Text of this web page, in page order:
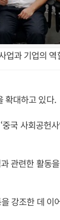
과 기업의 역
확대하고 있다.
국 사회공헌
관련한 활동
강조한 데 이